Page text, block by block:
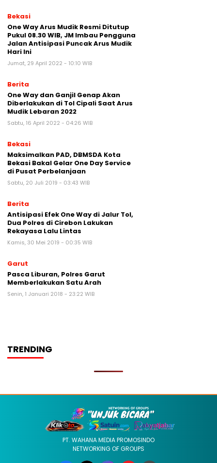
Bekasi
One Way Arus Mudik Resmi Ditutup
Pukul 08.30 WIB, JM Imbau Pengguna
Jalan Antisipasi Puncak Arus Mudik
Hari Ini
Jumat, 29 April 2022 - 10:10 WIB
Berita
One Way dan Ganjil Genap Akan
Diberlakukan di Tol Cipali Saat Arus
Mudik Lebaran 2022
Sabtu, 16 April 2022 - 04:26 WIB
Bekasi
Maksimalkan PAD, DBMSDA Kota
Bekasi Bakal Gelar One Day Service
di Pusat Perbelanjaan
Sabtu, 20 Juli 2019 - 03:43 WIB
Berita
Antisipasi Efek One Way di Jalur Tol,
Dua Polres di Cirebon Lakukan
Rekayasa Lalu Lintas
Kamis, 30 Mei 2019 - 00:35 WIB
Garut
Pasca Liburan, Polres Garut
Memberlakukan Satu Arah
Senin, 1 Januari 2018 - 23:22 WIB
TRENDING
PT. WAHANA MEDIA PROMOSINDO
NETWORKING OF GROUPS